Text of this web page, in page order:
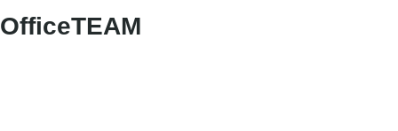
OfficeTEAM